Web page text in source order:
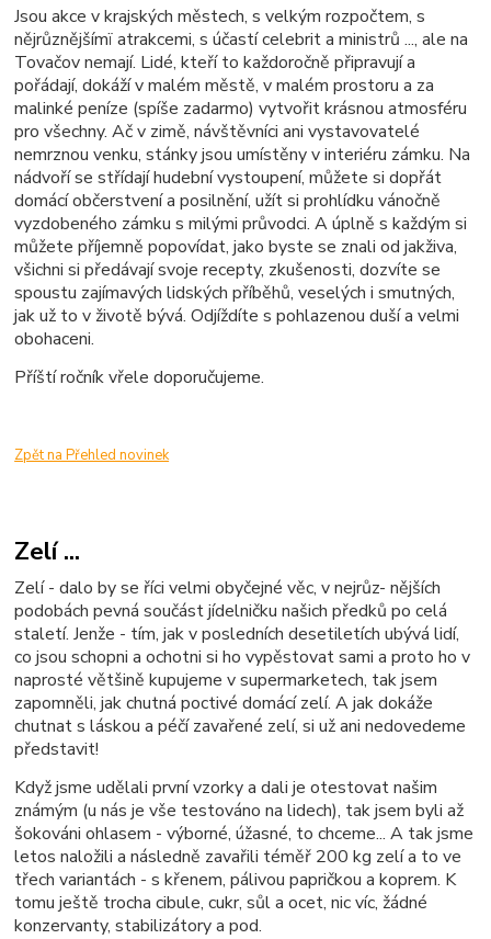
Jsou akce v krajských městech, s velkým rozpočtem, s
nějrůznějšímï atrakcemi, s účastí celebrit a ministrů ..., ale na
Tovačov nemají. Lidé, kteří to každoročně připravují a
pořádají, dokáží v malém městě, v malém prostoru a za
malinké peníze (spíše zadarmo) vytvořit krásnou atmosféru
pro všechny. Ač v zimě, návštěvníci ani vystavovatelé
nemrznou venku, stánky jsou umístěny v interiéru zámku. Na
nádvoří se střídají hudební vystoupení, můžete si dopřát
domácí občerstvení a posilnění, užít si prohlídku vánočně
vyzdobeného zámku s milými průvodci. A úplně s každým si
můžete příjemně popovídat, jako byste se znali od jakživa,
všichni si předávají svoje recepty, zkušenosti, dozvíte se
spoustu zajímavých lidských příběhů, veselých i smutných,
jak už to v životě bývá. Odjíždíte s pohlazenou duší a velmi
obohaceni.
Příští ročník vřele doporučujeme.
Zpět na Přehled novinek
Zelí ...
Zelí - dalo by se říci velmi obyčejné věc, v nejrůz- nějších
podobách pevná součást jídelničku našich předků po celá
staletí. Jenže - tím, jak v posledních desetiletích ubývá lidí,
co jsou schopni a ochotni si ho vypěstovat sami a proto ho v
naprosté většině kupujeme v supermarketech, tak jsem
zapomněli, jak chutná poctivé domácí zelí. A jak dokáže
chutnat s láskou a péčí zavařené zelí, si už ani nedovedeme
představit!
Když jsme udělali první vzorky a dali je otestovat našim
známým (u nás je vše testováno na lidech), tak jsem byli až
šokováni ohlasem - výborné, úžasné, to chceme... A tak jsme
letos naložili a následně zavařili téměř 200 kg zelí a to ve
třech variantách - s křenem, pálivou papričkou a koprem. K
tomu ještě trocha cibule, cukr, sůl a ocet, nic víc, žádné
konzervanty, stabilizátory a pod.